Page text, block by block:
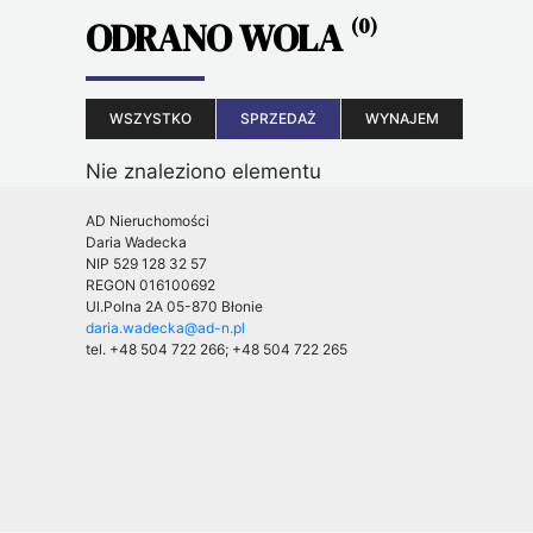
ODRANO WOLA (0)
WSZYSTKO SPRZEDAŻ WYNAJEM
Nie znaleziono elementu
AD Nieruchomości
Daria Wadecka
NIP 529 128 32 57
REGON 016100692
Ul.Polna 2A 05-870 Błonie
daria.wadecka@ad-n.pl
tel. +48 504 722 266; +48 504 722 265